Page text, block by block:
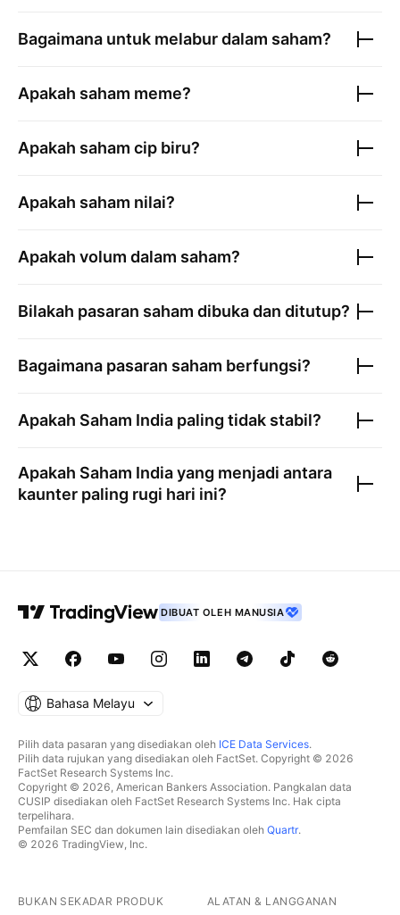
Bagaimana untuk melabur dalam saham?
Apakah saham meme?
Apakah saham cip biru?
Apakah saham nilai?
Apakah volum dalam saham?
Bilakah pasaran saham dibuka dan ditutup?
Bagaimana pasaran saham berfungsi?
Apakah Saham India paling tidak stabil?
Apakah Saham Indiayang menjadi antara
kaunter paling rugi hari ini?
DIBUAT OLEH MANUSIA
Bahasa Melayu
Pilih data pasaran yang disediakan oleh ICE Data Services.
Pilih data rujukan yang disediakan oleh FactSet. Copyright © 2026
FactSet Research Systems Inc.
Copyright © 2026, American Bankers Association. Pangkalan data
CUSIP disediakan oleh FactSet Research Systems Inc. Hak cipta
terpelihara.
Pemfailan SEC dan dokumen lain disediakan oleh Quartr.
© 2026 TradingView, Inc.
BUKAN SEKADAR PRODUK ALATAN & LANGGANAN